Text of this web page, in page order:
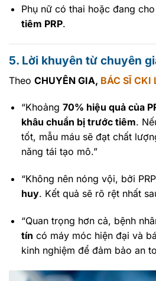
Phụ nữ có thai hoặc đang
tiêm PRP.
5. Lời khuyên từ chuyên
Theo CHUYÊN GIA, BÁC SĨ CKI
“Khoảng 70% hiệu quả của
khâu chuẩn bị trước tiêm.
tốt, mẫu máu sẽ đạt chất
năng tái tạo mô.”
“Không nên nóng vội, bởi
huy. Kết quả sẽ rõ rệt nhất
“Quan trọng hơn cả, bệnh
tín có máy móc hiện đại và
kinh nghiệm để đảm bảo an